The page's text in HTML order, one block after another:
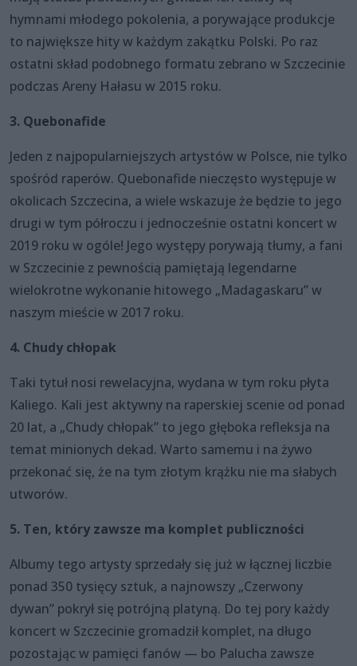
hymnami młodego pokolenia, a porywające produkcje
to największe hity w każdym zakątku Polski. Po raz
ostatni skład podobnego formatu zebrano w Szczecinie
podczas Areny Hałasu w 2015 roku.
3. Quebonafide
Jeden z najpopularniejszych artystów w Polsce, nie tylko
spośród raperów. Quebonafide nieczęsto występuje w
okolicach Szczecina, a wiele wskazuje że będzie to jego
drugi w tym półroczu i jednocześnie ostatni koncert w
2019 roku w ogóle! Jego występy porywają tłumy, a fani
w Szczecinie z pewnością pamiętają legendarne
wielokrotne wykonanie hitowego „Madagaskaru” w
naszym mieście w 2017 roku.
4. Chudy chłopak
Taki tytuł nosi rewelacyjna, wydana w tym roku płyta
Kaliego. Kali jest aktywny na raperskiej scenie od ponad
20 lat, a „Chudy chłopak” to jego głęboka refleksja na
temat minionych dekad. Warto samemu i na żywo
przekonać się, że na tym złotym krążku nie ma słabych
utworów.
5. Ten, który zawsze ma komplet publiczności
Albumy tego artysty sprzedały się już w łącznej liczbie
ponad 350 tysięcy sztuk, a najnowszy „Czerwony
dywan” pokrył się potrójną platyną. Do tej pory każdy
koncert w Szczecinie gromadził komplet, na długo
pozostając w pamięci fanów — bo Palucha zawsze